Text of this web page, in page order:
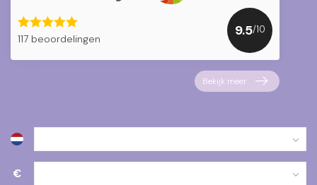
117 beoordelingen
9.5/10
Bekijk meer
€